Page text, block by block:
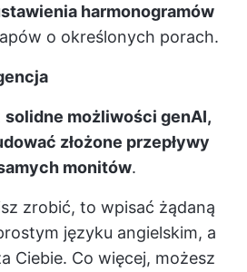
harmonogramów
o określonych porach.
solidne możliwości genAI,
złożone przepływy
monitów.
zrobić, to wpisać żądaną
języku angielskim, a
Ciebie. Co więcej, możesz